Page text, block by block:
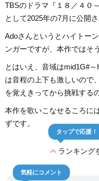
TBSのドラマ『１８／４０
として2025年の7月に公開
Adoさんというとハイトー
ンガーですが、本作ではそ
とはいえ、音域はmid1G#
は音程の上下も激しいので
を覚えきってから挑戦する
本作を歌いこなせるころに
ずです。
expand_lessランキング
タップで応援！
気軽にコメント